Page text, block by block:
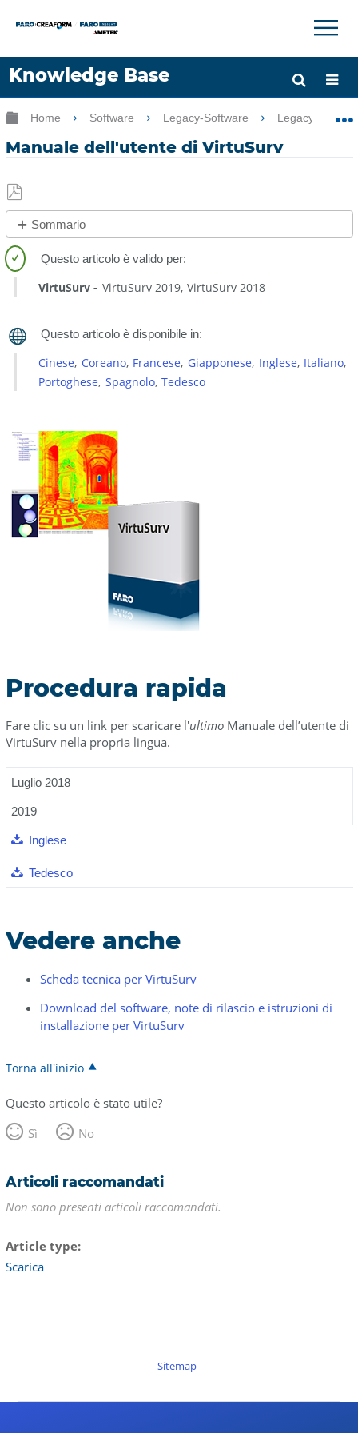
Knowledge Base
Lingua
Chiedere aiuto Accesso
×
Ingrandisci/riduci gerarchia globale
Home Software Legacy-Software Legacy-
Manuale dell'utente di VirtuSurv
Salva
come
PDF
Sommario
rapida
Vedere
VirtuSurv VirtuSurv 2019 VirtuSurv 2018
Cinese Coreano Francese Giapponese Inglese Italiano
Portoghese Spagnolo Tedesco
Procedura rapida
Fare clic su un link per scaricare l'ultimoManuale dell’utente di
VirtuSurv nella propria lingua.
Luglio 2018
2019
Inglese
Tedesco
Vedere anche
Scheda tecnica per VirtuSurv
Download del software, note di rilascio e istruzioni di
installazione per VirtuSurv
Torna all'inizio
Questo articolo è stato utile?
Sì
No
Articoli raccomandati
Non sono presenti articoli raccomandati.
Article type
Scarica
Sitemap